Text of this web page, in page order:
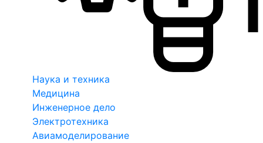
Наука и техника
Медицина
Инженерное дело
Электротехника
Авиамоделирование